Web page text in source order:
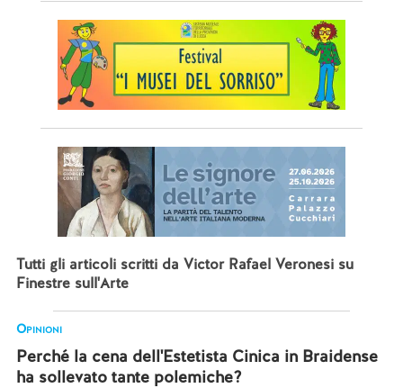
Tutti gli articoli scritti da Victor Rafael Veronesi su
Finestre sull'Arte
Opinioni
Perché la cena dell'Estetista Cinica in Braidense
ha sollevato tante polemiche?